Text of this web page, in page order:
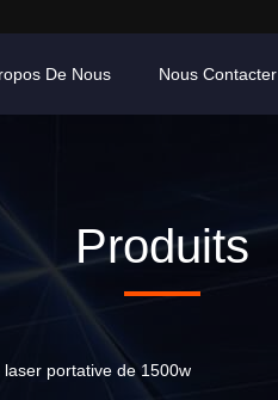
De Nous Nous Contacter
Produits
laser portative de 1500w